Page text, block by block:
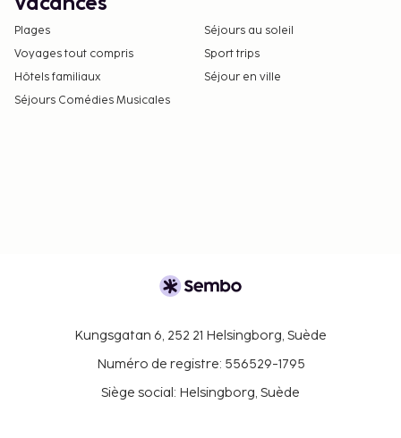
Vacances
Plages
Séjours au soleil
Voyages tout compris
Sport trips
Hôtels familiaux
Séjour en ville
Séjours Comédies Musicales
Kungsgatan 6, 252 21 Helsingborg, Suède
Numéro de registre: 556529-1795
Siège social: Helsingborg, Suède